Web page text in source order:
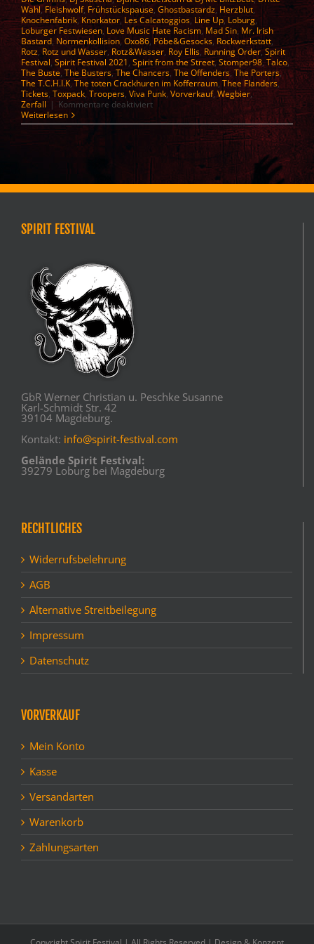
Wahl,Fleishwolf, Frühstückspause, Ghostbastardz, Herzblut,
Knochenfabrik,Knorkator, Les Calcatoggios, Line Up, Loburg,
Loburger Festwiesen, Love Music Hate Racism, Mad Sin, Mr. Irish
Bastard, Normenkollision, Oxo86, Pöbe&Gesocks, Rockwerkstatt,
Rotz,Rotz und Wasser, Rotz&Wasser, Roy Ellis, Running Order,Spirit
Festival, Spirit Festival 2021, Spirit from the Street,Stomper98,Talco,
The Buste, The Busters,The Chancers, The Offenders, The Porters,
The T.C.H.I.K,The toten Crackhuren im Kofferraum, Thee Flanders,
Tickets, Toxpack, Troopers, Viva Punk, Vorverkauf, Wegbier,
Zerfall | Kommentare deaktiviertfür
Spirit
Festival
Weiterlesen
SPIRIT FESTIVAL
GbR Werner Christian u. Peschke Susanne
Karl-Schmidt Str. 42
39104 Magdeburg.
Kontakt: info@spirit-festival.com
Gelände Spirit Festival:
39279 Loburg bei Magdeburg
RECHTLICHES
Widerrufsbelehrung
AGB
Alternative Streitbeilegung
Impressum
Datenschutz
VORVERKAUF
Mein Konto
Kasse
Versandarten
Warenkorb
Zahlungsarten